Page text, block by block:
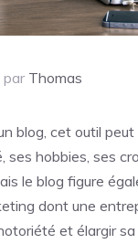
par Thomas
blog, cet outil
ses hobbies, ses
le blog figure
dont une
et élargir